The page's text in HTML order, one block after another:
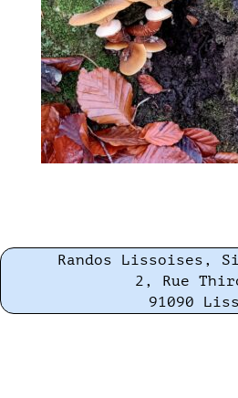
Randos Lissoises,
2, Rue
91090